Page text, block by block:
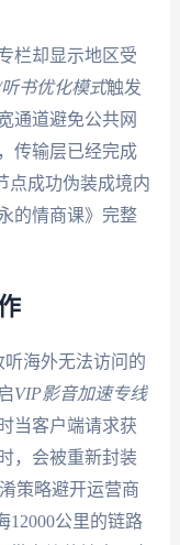
栏却显示地区受
书优化模式触发
通道避免公共网
传输层已经完成
点成功伪装成境内
的情商课》完整
海外无法访问的
VIP影音加速专线
当客户端请求获
，会被重新封装
策略避开运营商
12000公里的链路